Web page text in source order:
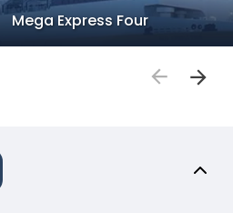
Mega Express Four